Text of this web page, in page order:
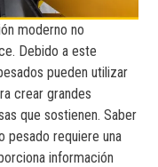
moderno no
Debido a este
pueden utilizar
crear grandes
que sostienen. Saber
pesado requiere una
información